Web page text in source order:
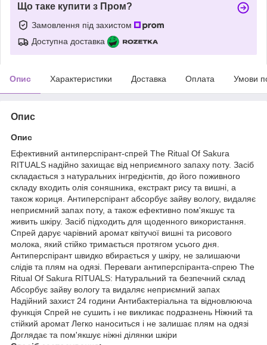
Що таке купити з Пром?
Замовлення під захистом
Доступна доставка
Опис Характеристики Доставка Оплата Умови
Опис
Опис
Ефективний антиперспірант-спрей The Ritual Of Sakura
RITUALS надійно захищає від неприємного запаху поту. Засіб
складається з натуральних інгредієнтів, до його поживного
складу входить олія соняшника, екстракт рису та вишні, а
також кориця. Антиперспірант абсорбує зайву вологу, видаляє
неприємний запах поту, а також ефективно пом'якшує та
живить шкіру. Засіб підходить для щоденного використання.
Спрей дарує чарівний аромат квітучої вишні та рисового
молока, який стійко тримається протягом усього дня.
Антиперспірант швидко вбирається у шкіру, не залишаючи
слідів та плям на одязі. Переваги антиперспіранта-спрею The
Ritual Of Sakura RITUALS: Натуральний та безпечний склад
Абсорбує зайву вологу та видаляє неприємний запах
Надійний захист 24 години Антибактеріальна та відновлююча
функція Спрей не сушить і не викликає подразнень Ніжний та
стійкий аромат Легко наноситься і не залишає плям на одязі
Доглядає та пом'якшує ніжні ділянки шкіри